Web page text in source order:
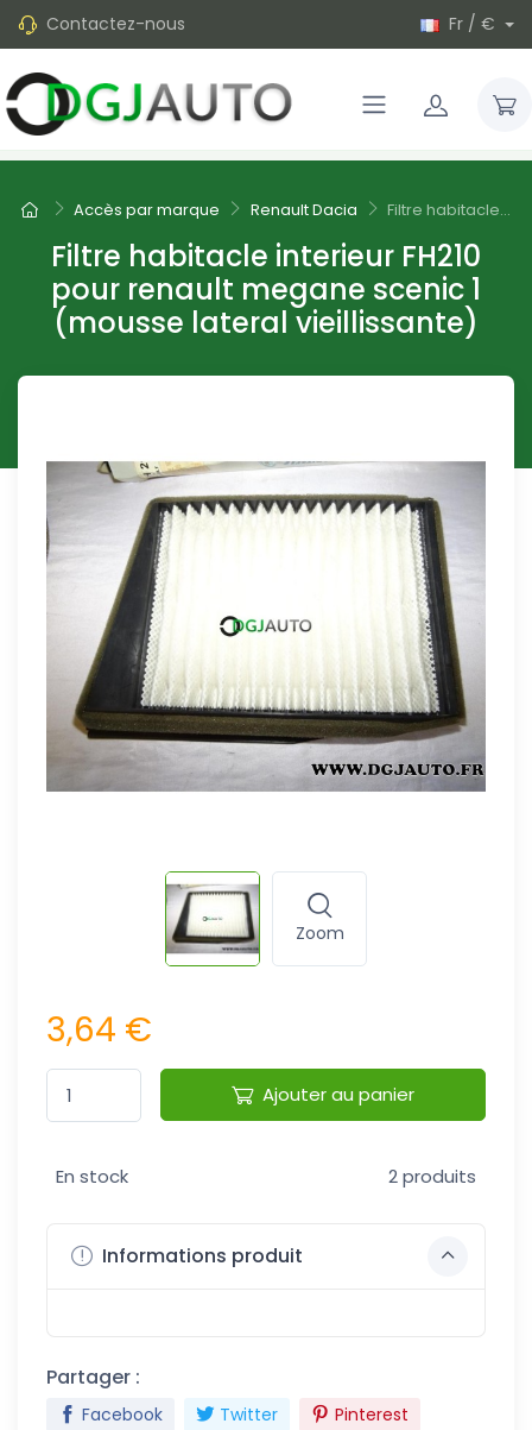
Contactez-nous Fr / €
Accès par marque Renault Dacia Filtre habitacle...
Filtre habitacle interieur FH210
pour renault megane scenic 1
(mousse lateral vieillissante)
Zoom
3,64 €
Ajouter au panier
En stock 2 produits
Informations produit
Partager :
Facebook Twitter Pinterest